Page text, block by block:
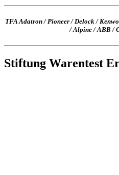
TFA Adatron /Pioneer /Delock /
/Alpine /ABB /
Stiftung Warentest